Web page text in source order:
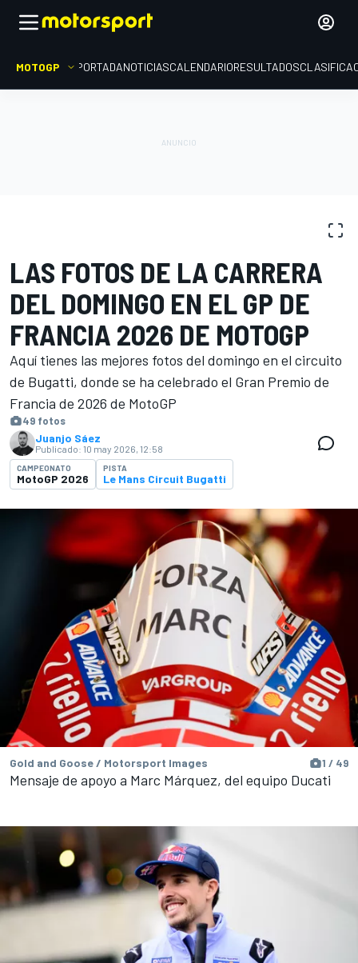
MOTOGP PORTADANOTICIASCALENDARIORESULTADOS
LAS FOTOS DE LA CARRERA
DEL DOMINGO EN EL GP DE
FRANCIA 2026 DE MOTOGP
Aquí tienes las mejores fotos del domingo en el circuito
de Bugatti, donde se ha celebrado el Gran Premio de
Francia de 2026 de MotoGP
49 fotos
Juanjo Sáez
Publicado: 10 may 2026, 12:58
CAMPEONATO
MotoGP 2026
PISTA
Le Mans Circuit Bugatti
Gold and Goose / Motorsport Images 1 / 49
Mensaje de apoyo a Marc Márquez, del equipo Ducati